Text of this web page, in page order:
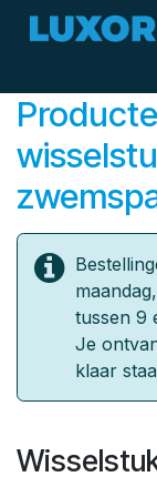
Overslaan naar
tussen 9
Je
klaar